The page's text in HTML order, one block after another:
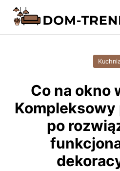
Co na okno
po